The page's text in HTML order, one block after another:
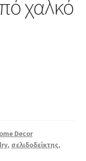
χαλκό
Decor
, σελιδοδείκτης,